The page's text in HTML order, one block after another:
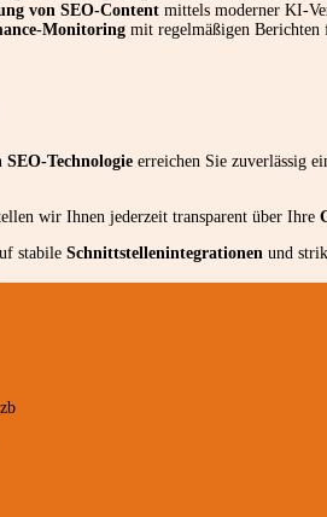
von SEO-Content mittels moderner KI-
Monitoring mit regelmäßigen Berichten
Technologie erreichen Sie zuverlässig
wir Ihnen jederzeit transparent über Ihre
stabile Schnittstellenintegrationen und